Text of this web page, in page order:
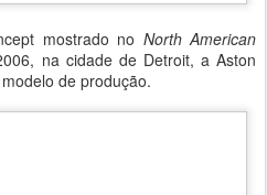
mostrado no North American
na cidade de Detroit, a Aston
de produção.